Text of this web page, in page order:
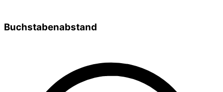
Buchstabenabstand